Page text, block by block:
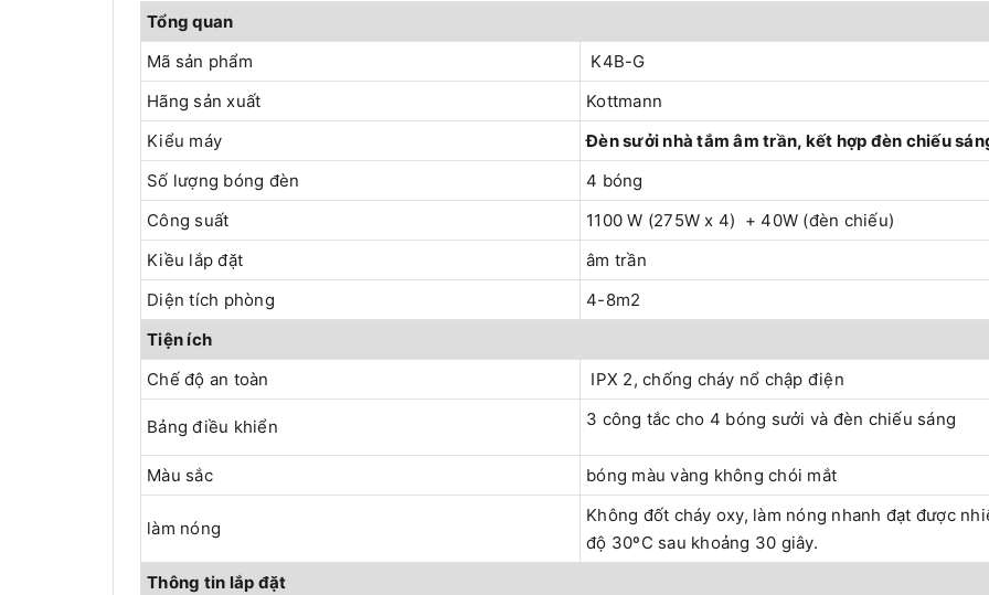
Tổng quan
Mã sản phẩm
K4B-G
Hãng sản xuất
Kottmann
Kiểu máy
Đèn sưởi nhà tắm âm trần, kết hợp đèn chiếu
Số lượng bóng đèn
4 bóng
Công suất
1100 W (275W x 4) + 40W (đèn chiếu)
Kiều lắp đặt
âm trần
Diện tích phòng
4-8m2
Tiện ích
Chế độ an toàn
IPX 2, chống cháy nổ chập điện
Bảng điều khiển 3 công tắc cho 4 bóng sưởi và đèn chiếu sáng
Màu sắc bóng màu vàng không chói mắt
làm nóng
Không đốt cháy oxy, làm nóng nhanh đạt được
độ 30ºC sau khoảng 30 giây.
Thông tin lắp đặt